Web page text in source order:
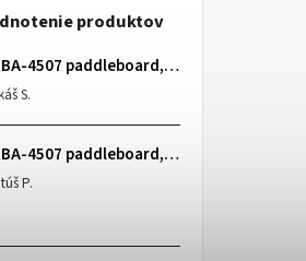
produktov
Rebel Active RBA-4507 paddleboard, 335 cm L-RBA-4507-OR
S.
Rebel Active RBA-4507 paddleboard, 335 cm L-RBA-4507-OR
P.